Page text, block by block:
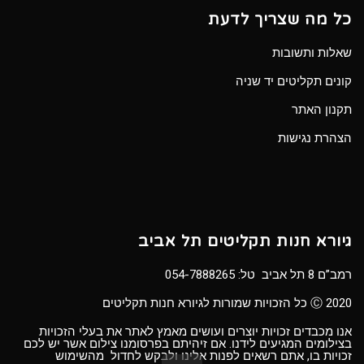
כל מה שצריך לדעת
שאלות ותשובות
קונים תקליטים יד שניה
תקנון האתר
הצהרת נגישות
גיורא חנות תקליטים תל אביב
רמב”ם 8 תל אביב טל:
054-7888265
Ⓒ 2020 כל הזכויות שמורות לגיורא חנות תקליטים
אנו מכבדים זכויות יוצרים ועושים מאמץ לאתר את בעלי הזכויות
בצילומים המגיעים לידנו. אם זיהיתם בפרסומנו צילום אשר יש לכם
זכויות בו, אתם רשאים לפנות אלינו ולבקש לחדול מהשימוש